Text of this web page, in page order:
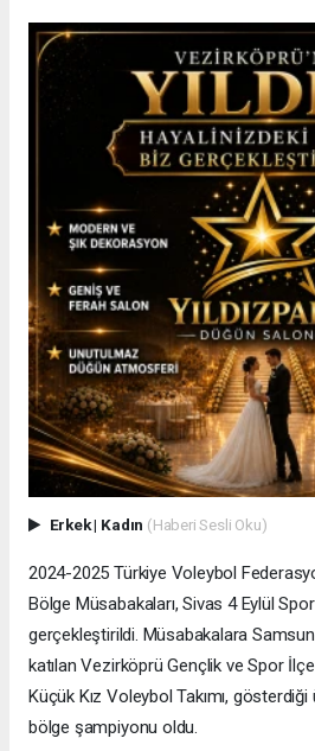
Erkek| Kadın (Haberi Sesli Oku)
2024-2025 Türkiye Voleybol
Bölge Müsabakaları, Sivas 4 Eylül
gerçekleştirildi. Müsabakalara
katılan Vezirköprü Gençlik ve Spor
Küçük Kız Voleybol Takımı,
bölge şampiyonu oldu.